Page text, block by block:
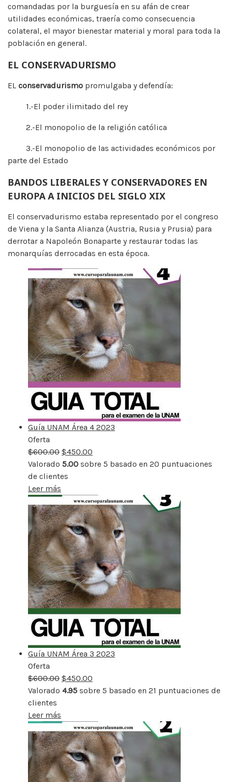
comandadas por la burguesía en su afán de crear
utilidades económicas, traería como consecuencia
colateral, el mayor bienestar material y moral para toda la
población en general.
EL CONSERVADURISMO
EL conservadurismo promulgaba y defendía:
1.-El poder ilimitado del rey
2.-El monopolio de la religión católica
3.-El monopolio de las actividades económicos por
parte del Estado
BANDOS LIBERALES Y CONSERVADORES EN
EUROPA A INICIOS DEL SIGLO XIX
El conservadurismo estaba representado por el congreso
de Viena y la Santa Alianza (Austria, Rusia y Prusia) para
derrotar a Napoleón Bonaparte y restaurar todas las
monarquías derrocadas en esta época.
Guía UNAM Área 4 2023
Oferta
rebajado
$600.00 $450.00
Valorado 5.00 sobre 5 basado en 20 puntuaciones
de clientes
Leer más
Guía UNAM Área 3 2023
Oferta
rebajado
$600.00 $450.00
Valorado 4.95 sobre 5 basado en 21 puntuaciones de
clientes
Leer más